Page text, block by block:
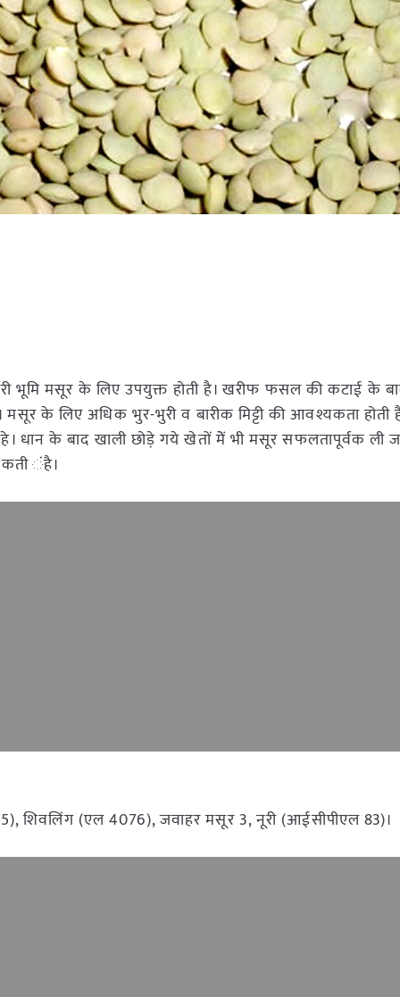
भूमि मसूर के लिए उपयुक्त होती है। खरीफ फसल की कटाई के
के लिए अधिक भुर-भुरी व बारीक मिट्टी की आवश्यकता होती
धान के बाद खाली छोड़े गये खेतों मेें भी मसूर सफलतापूर्वक ली
ंहै।
शिवलिंग (एल 4076), जवाहर मसूर 3, नूरी (आईसीपीएल 83)।